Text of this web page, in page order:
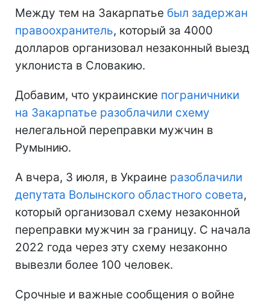
Между тем на Закарпатье был задержан
правоохранитель, который за 4000
долларов организовал незаконный выезд
уклониста в Словакию.
Добавим, что украинские пограничники
на Закарпатье разоблачили схему
нелегальной переправки мужчин в
Румынию.
А вчера, 3 июля, в Украине разоблачили
депутата Волынского областного совета,
который организовал схему незаконной
переправки мужчин за границу. С начала
2022 года через эту схему незаконно
вывезли более 100 человек.
Срочные и важные сообщения о войне